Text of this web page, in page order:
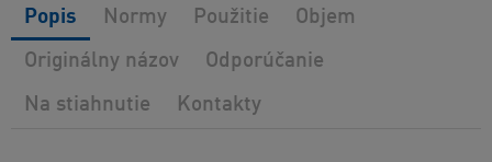
Popis Normy Použitie Objem
Originálny názov Odporúčanie
Na stiahnutie Kontakty